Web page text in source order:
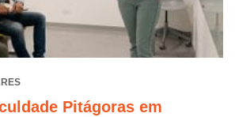
Pitágoras em